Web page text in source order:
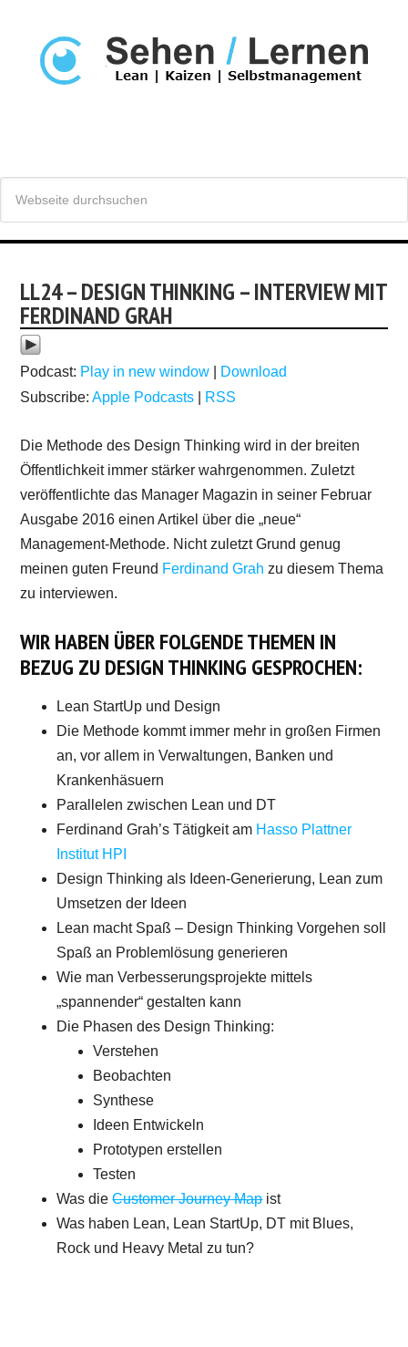
LL24 – DESIGN THINKING – INTERVIEW MIT
FERDINAND GRAH
Podcast: Play in new window
Download
Subscribe:Apple Podcasts RSS
Die Methode des Design Thinking wird in der breiten
Öffentlichkeit immer stärker wahrgenommen. Zuletzt
veröffentlichte das Manager Magazin in seiner Februar
Ausgabe 2016 einen Artikel über die „neue“
Management-Methode. Nicht zuletzt Grund genug
meinen guten Freund Ferdinand Grah zu diesem Thema
zu interviewen.
WIR HABEN ÜBER FOLGENDE THEMEN IN
BEZUG ZU DESIGN THINKING GESPROCHEN:
Lean StartUp und Design
Die Methode kommt immer mehr in großen Firmen
an, vor allem in Verwaltungen, Banken und
Krankenhäsuern
Parallelen zwischen Lean und DT
Ferdinand Grah’s Tätigkeit am Hasso Plattner
Institut HPI
Design Thinking als Ideen-Generierung, Lean zum
Umsetzen der Ideen
Lean macht Spaß – Design Thinking Vorgehen soll
Spaß an Problemlösung generieren
Wie man Verbesserungsprojekte mittels
„spannender“ gestalten kann
Die Phasen des Design Thinking:
Verstehen
Beobachten
Synthese
Ideen Entwickeln
Prototypen erstellen
Testen
Was dieCustomer Journey Mapist
Was haben Lean, Lean StartUp, DT mit Blues,
Rock und Heavy Metal zu tun?